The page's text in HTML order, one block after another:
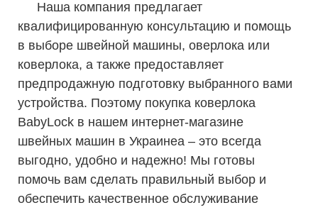
Наша компания предлагает
квалифицированную консультацию и помощь
в выборе швейной машины, оверлока или
коверлока, а также предоставляет
предпродажную подготовку выбранного вами
устройства. Поэтому покупка коверлока
BabyLock в нашем интернет-магазине
швейных машин в Украинеa – это всегда
выгодно, удобно и надежно! Мы готовы
помочь вам сделать правильный выбор и
обеспечить качественное обслуживание